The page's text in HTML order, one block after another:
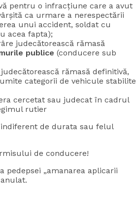
pentru o infracțiune care a avut
ca urmare a nerespectării
unui accident, soldat cu
acea fapta);
judecătorească rămasă
publice (conducere sub
rămasă definitivă,
categorii de vehicule stabilite
cercetat sau judecat în cadrul
rutier
de durata sau felul
de conducere!
pedepsei „amanarea aplicarii